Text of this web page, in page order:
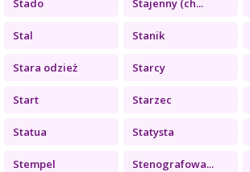
Stado Stajenny (ch...
Stal Stanik
Stara odzież Starcy
Start Starzec
Statua Statysta
Stempel Stenografowa...